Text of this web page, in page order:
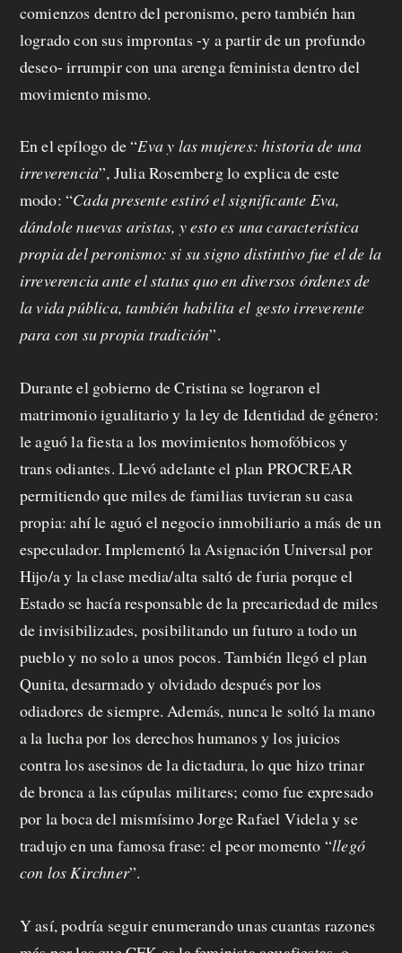
comienzos dentro del peronismo, pero también han
logrado con sus improntas -y a partir de un profundo
deseo- irrumpir con una arenga feminista dentro del
movimiento mismo.
En el epílogo de “Eva y las mujeres: historia de una
irreverencia”, Julia Rosemberg lo explica de este
modo: “Cada presente estiró el significante Eva,
dándole nuevas aristas, y esto es una característica
propia del peronismo: si su signo distintivo fue el de la
irreverencia ante el status quo en diversos órdenes de
la vida pública, también habilita el gesto irreverente
para con su propia tradición”.
Durante el gobierno de Cristina se lograron el
matrimonio igualitario y la ley de Identidad de género:
le aguó la fiesta a los movimientos homofóbicos y
trans odiantes. Llevó adelante el plan PROCREAR
permitiendo que miles de familias tuvieran su casa
propia: ahí le aguó el negocio inmobiliario a más de un
especulador. Implementó la Asignación Universal por
Hijo/a y la clase media/alta saltó de furia porque el
Estado se hacía responsable de la precariedad de miles
de invisibilizades, posibilitando un futuro a todo un
pueblo y no solo a unos pocos. También llegó el plan
Qunita, desarmado y olvidado después por los
odiadores de siempre. Además, nunca le soltó la mano
a la lucha por los derechos humanos y los juicios
contra los asesinos de la dictadura, lo que hizo trinar
de bronca a las cúpulas militares; como fue expresado
por la boca del mismísimo Jorge Rafael Videla y se
tradujo en una famosa frase: el peor momento “llegó
con los Kirchner”.
Y así, podría seguir enumerando unas cuantas razones